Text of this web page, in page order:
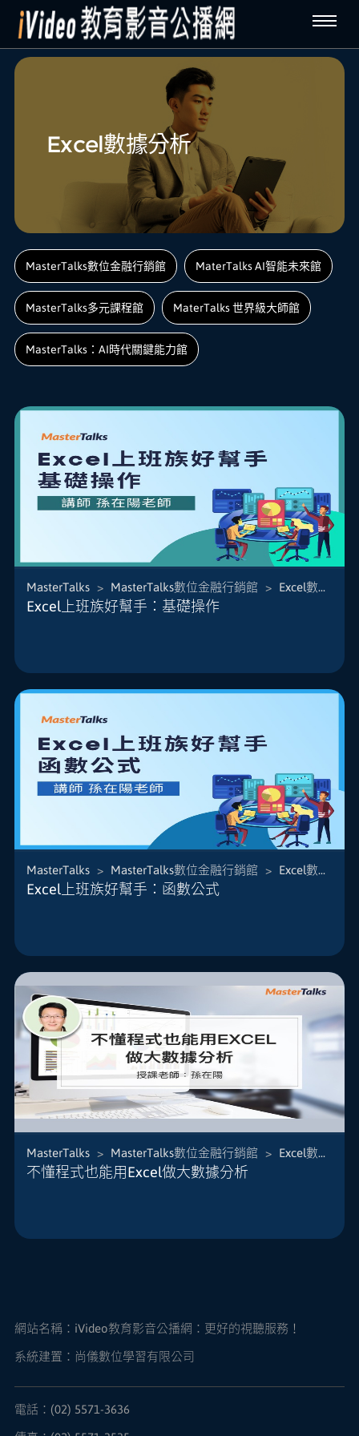
Excel數據分析
MasterTalks數位金融行銷館 MaterTalks AI智能未來館
MasterTalks多元課程館 MaterTalks 世界級大師館
MasterTalks：AI時代關鍵能力館
本課程運用多年線上教學經驗分享最實用的Excel技
巧，不再傻傻重複一樣的動作，讓Excel一秒幫你搞
MasterTalks > MasterTalks數位金融行銷館 > Excel數據分析
Excel上班族好幫手：基礎操作
本課程運用多年線上教學經驗分享最實用的Excel技
巧，不再傻傻重複一樣的動作，讓Excel一秒幫你搞
更輕鬆、有效率地應用於學習及...
MasterTalks > MasterTalks數位金融行銷館 > Excel數據分析
Excel上班族好幫手：函數公式
在台灣，每一個人打開電腦，幾乎都有Office軟
事出缺勤分析、薪資統計、應收帳款分析、專案排
MasterTalks > MasterTalks數位金融行銷館 > Excel數據分析
不懂程式也能用Excel做大數據分析
網站名稱： iVideo教育影音公播網：更好的視聽服務！
系統建置：尚儀數位學習有限公司
電話：(02) 5571-3636